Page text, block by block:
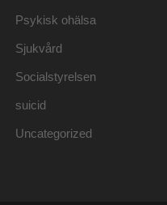
Psykisk ohälsa
Sjukvård
Socialstyrelsen
suicid
Uncategorized